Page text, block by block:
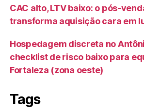
CAC alto, LTV baixo: o pós-
transforma aquisição cara em
Hospedagem discreta no
checklist de risco baixo para
Fortaleza (zona oeste)
Tags